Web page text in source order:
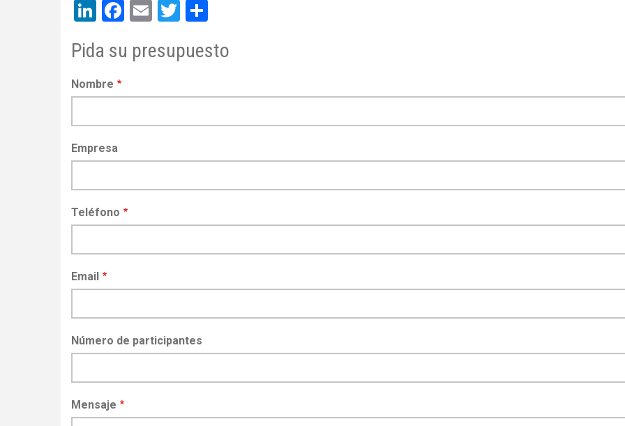
LinkedIn
Facebook
EmailTwitter
Pida su presupuesto
Nombre
Empresa
Teléfono
Email
Número de participantes
Mensaje